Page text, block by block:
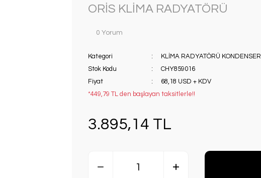
ORİS KLİMA RADYATÖRÜ
0 Yorum
Kategori
KLİMA RADYATÖRÜ KONDENSER
Stok Kodu
CHY859016
Fiyat
68,18 USD + KDV
*449,79 TL den başlayan taksitlerle!!
3.895,14 TL